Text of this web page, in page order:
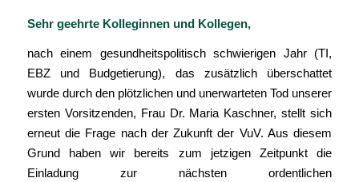
Sehr geehrte Kolleginnen und Kollegen,
nach einem gesundheitspolitisch schwierigen Jahr (TI,
EBZ und Budgetierung), das zusätzlich überschattet
wurde durch den plötzlichen und unerwarteten Tod unserer
ersten Vorsitzenden, Frau Dr. Maria Kaschner, stellt sich
erneut die Frage nach der Zukunft der VuV. Aus diesem
Grund haben wir bereits zum jetzigen Zeitpunkt die
Einladung zur nächsten ordentlichen